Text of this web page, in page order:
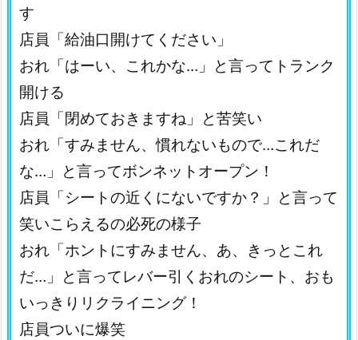
す
店員「給油口開けてください」
おれ「はーい、これかな…」と言ってトランク
開ける
店員「閉めておきますね」と苦笑い
おれ「すみません、慣れないもので…これだ
な…」と言ってボンネットオープン！
店員「シートの近くにないですか？」と言って
笑いこらえるの必死の様子
おれ「ホントにすみません、あ、きっとこれ
だ…」と言ってレバー引くおれのシート、おも
いっきりリクライニング！
店員ついに爆笑